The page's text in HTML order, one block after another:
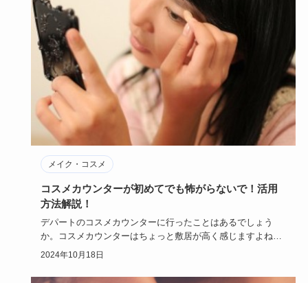
メイク・コスメ
コスメカウンターが初めてでも怖がらないで！活用
方法解説！
デパートのコスメカウンターに行ったことはあるでしょう
か。コスメカウンターはちょっと敷居が高く感じますよね。
でも大丈夫です！…
2024年10月18日